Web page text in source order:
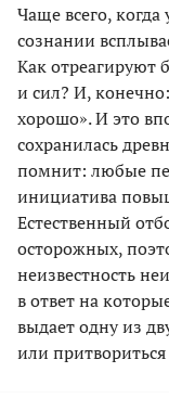
Чаще всего, когда
сознании
Как отреагируют
и сил? И,
хорошо». И это
сохранилась
помнит: любые
инициатива
Естественный
осторожных,
неизвестность
в ответ на
выдает одну из
или